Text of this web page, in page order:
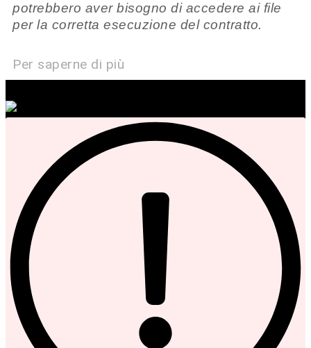
potrebbero aver bisogno di accedere ai file
per la corretta esecuzione del contratto.
Per saperne di più